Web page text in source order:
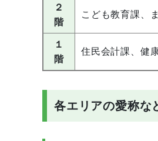
２
階
こども教育課、
１
階
住民会計課、健
各エリアの愛称な